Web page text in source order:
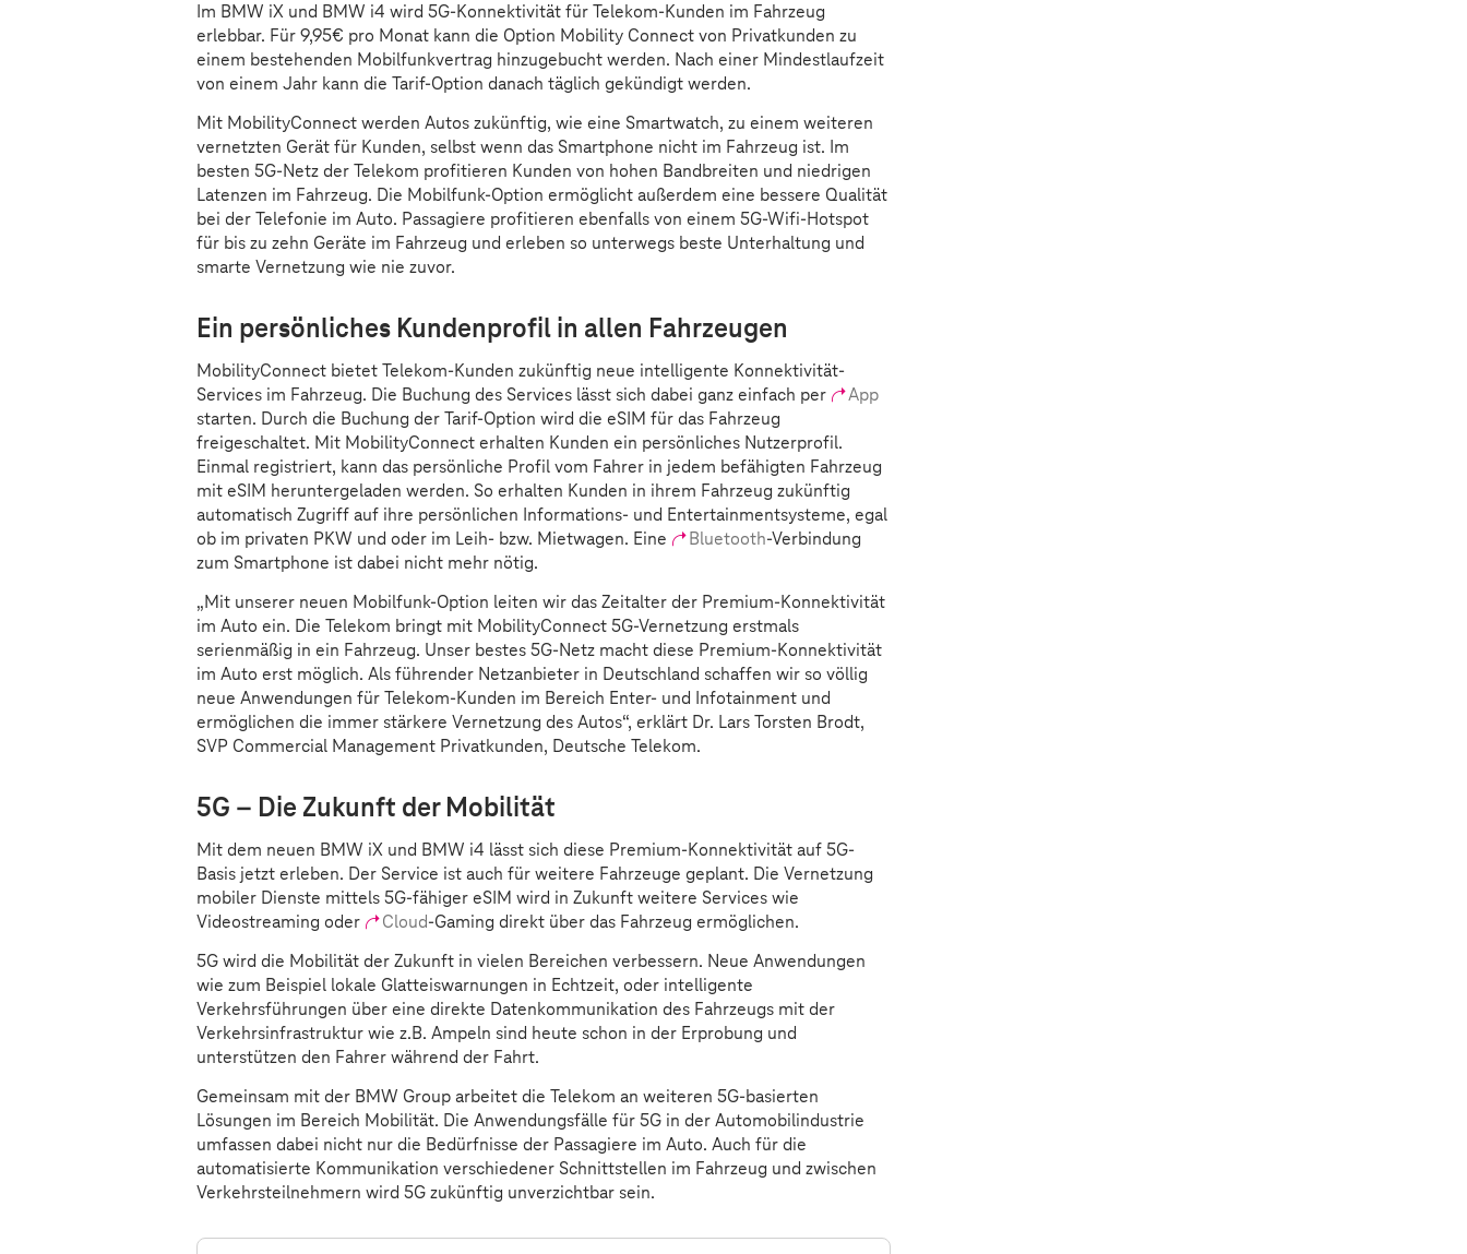
Im BMW iX und BMW i4 wird 5G-Konnektivität für Telekom-Kunden im Fahrzeug
erlebbar. Für 9,95€ pro Monat kann die Option Mobility Connect von Privatkunden zu
einem bestehenden Mobilfunkvertrag hinzugebucht werden. Nach einer Mindestlaufzeit
von einem Jahr kann die Tarif-Option danach täglich gekündigt werden.
Mit MobilityConnect werden Autos zukünftig, wie eine Smartwatch, zu einem weiteren
vernetzten Gerät für Kunden, selbst wenn das Smartphone nicht im Fahrzeug ist. Im
besten 5G-Netz der Telekom profitieren Kunden von hohen Bandbreiten und niedrigen
Latenzen im Fahrzeug. Die Mobilfunk-Option ermöglicht außerdem eine bessere Qualität
bei der Telefonie im Auto. Passagiere profitieren ebenfalls von einem 5G-Wifi-Hotspot
für bis zu zehn Geräte im Fahrzeug und erleben so unterwegs beste Unterhaltung und
smarte Vernetzung wie nie zuvor.
Ein persönliches Kundenprofil in allen Fahrzeugen
MobilityConnect bietet Telekom-Kunden zukünftig neue intelligente Konnektivität-
Services im Fahrzeug. Die Buchung des Services lässt sich dabei ganz einfach per
App
starten. Durch die Buchung der Tarif-Option wird die eSIM für das Fahrzeug
freigeschaltet. Mit MobilityConnect erhalten Kunden ein persönliches Nutzerprofil.
Einmal registriert, kann das persönliche Profil vom Fahrer in jedem befähigten Fahrzeug
mit eSIM heruntergeladen werden. So erhalten Kunden in ihrem Fahrzeug zukünftig
automatisch Zugriff auf ihre persönlichen Informations- und Entertainmentsysteme, egal
ob im privaten PKW und oder im Leih- bzw. Mietwagen. Eine
Bluetooth-Verbindung
zum Smartphone ist dabei nicht mehr nötig.
„Mit unserer neuen Mobilfunk-Option leiten wir das Zeitalter der Premium-Konnektivität
im Auto ein. Die Telekom bringt mit MobilityConnect 5G-Vernetzung erstmals
serienmäßig in ein Fahrzeug. Unser bestes 5G-Netz macht diese Premium-Konnektivität
im Auto erst möglich. Als führender Netzanbieter in Deutschland schaffen wir so völlig
neue Anwendungen für Telekom-Kunden im Bereich Enter- und Infotainment und
ermöglichen die immer stärkere Vernetzung des Autos“, erklärt Dr. Lars Torsten Brodt,
SVP Commercial Management Privatkunden, Deutsche Telekom.
5G – Die Zukunft der Mobilität
Mit dem neuen BMW iX und BMW i4 lässt sich diese Premium-Konnektivität auf 5G-
Basis jetzt erleben. Der Service ist auch für weitere Fahrzeuge geplant. Die Vernetzung
mobiler Dienste mittels 5G-fähiger eSIM wird in Zukunft weitere Services wie
Videostreaming oder
Cloud-Gaming direkt über das Fahrzeug ermöglichen.
5G wird die Mobilität der Zukunft in vielen Bereichen verbessern. Neue Anwendungen
wie zum Beispiel lokale Glatteiswarnungen in Echtzeit, oder intelligente
Verkehrsführungen über eine direkte Datenkommunikation des Fahrzeugs mit der
Verkehrsinfrastruktur wie z.B. Ampeln sind heute schon in der Erprobung und
unterstützen den Fahrer während der Fahrt.
Gemeinsam mit der BMW Group arbeitet die Telekom an weiteren 5G-basierten
Lösungen im Bereich Mobilität. Die Anwendungsfälle für 5G in der Automobilindustrie
umfassen dabei nicht nur die Bedürfnisse der Passagiere im Auto. Auch für die
automatisierte Kommunikation verschiedener Schnittstellen im Fahrzeug und zwischen
Verkehrsteilnehmern wird 5G zukünftig unverzichtbar sein.